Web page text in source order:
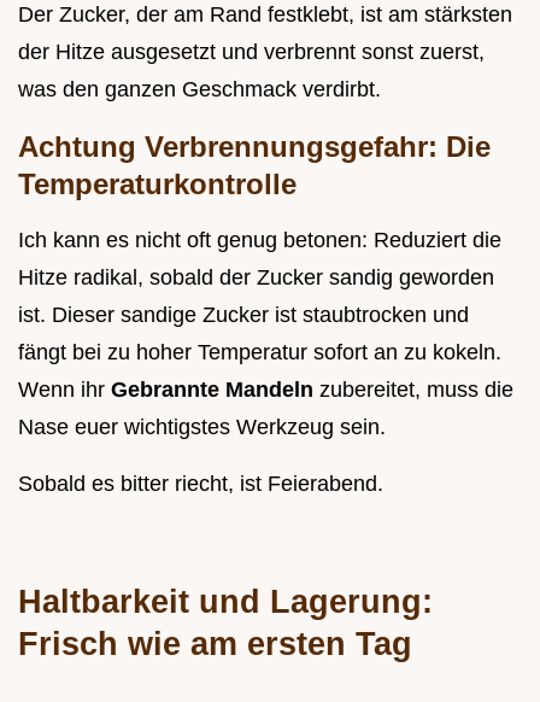
Der Zucker, der am Rand festklebt, ist am stärksten
der Hitze ausgesetzt und verbrennt sonst zuerst,
was den ganzen Geschmack verdirbt.
Achtung Verbrennungsgefahr: Die
Temperaturkontrolle
Ich kann es nicht oft genug betonen: Reduziert die
Hitze radikal, sobald der Zucker sandig geworden
ist. Dieser sandige Zucker ist staubtrocken und
fängt bei zu hoher Temperatur sofort an zu kokeln.
Wenn ihr Gebrannte Mandeln zubereitet, muss die
Nase euer wichtigstes Werkzeug sein.
Sobald es bitter riecht, ist Feierabend.
Haltbarkeit und Lagerung:
Frisch wie am ersten Tag